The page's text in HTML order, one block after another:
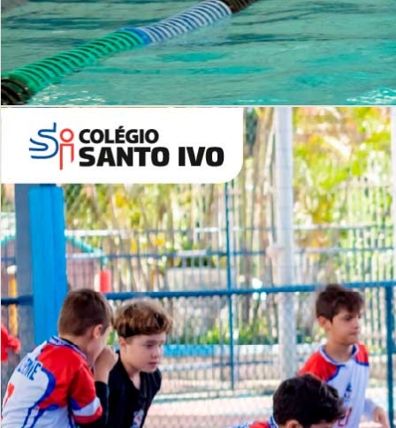
Período Integral | Saiba mais
Lista de vídeos
NOSSOCANAL